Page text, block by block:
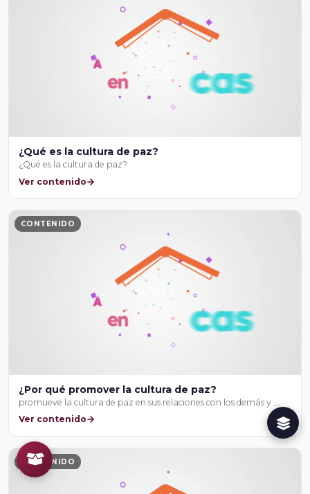
¿Qué es la cultura de paz?
¿Qué es la cultura de paz?
Ver contenido
CONTENIDO
¿Por qué promover la cultura de paz?
promueve la cultura de paz en sus relaciones con los demás y …
Ver contenido
CONTENIDO